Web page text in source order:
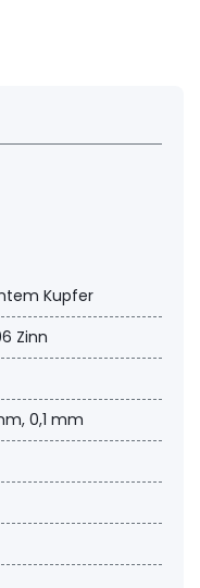
Kupfer
Zinn
0,1 mm